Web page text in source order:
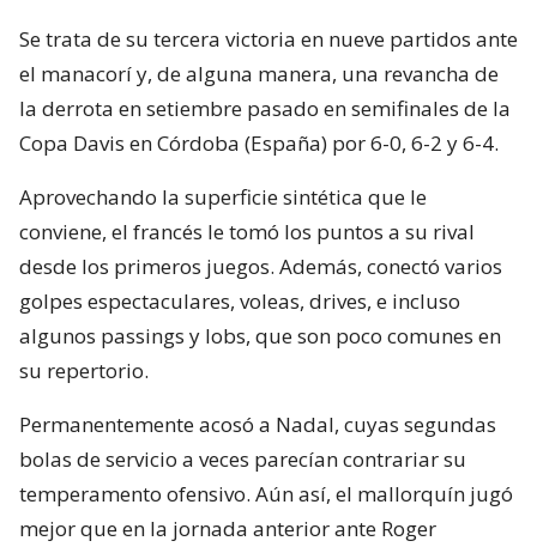
Se trata de su tercera victoria en nueve partidos ante
el manacorí y, de alguna manera, una revancha de
la derrota en setiembre pasado en semifinales de la
Copa Davis en Córdoba (España) por 6-0, 6-2 y 6-4.
Aprovechando la superficie sintética que le
conviene, el francés le tomó los puntos a su rival
desde los primeros juegos. Además, conectó varios
golpes espectaculares, voleas, drives, e incluso
algunos passings y lobs, que son poco comunes en
su repertorio.
Permanentemente acosó a Nadal, cuyas segundas
bolas de servicio a veces parecían contrariar su
temperamento ofensivo. Aún así, el mallorquín jugó
mejor que en la jornada anterior ante Roger